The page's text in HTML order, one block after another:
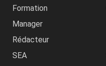
Formation
Manager
Rédacteur
SEA